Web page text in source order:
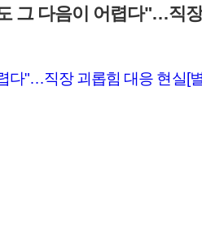
그 다음이 어렵다"…직
다"…직장 괴롭힘 대응 현실[